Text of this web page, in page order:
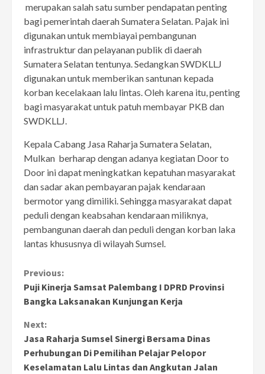
merupakan salah satu sumber pendapatan penting
bagi pemerintah daerah Sumatera Selatan. Pajak ini
digunakan untuk membiayai pembangunan
infrastruktur dan pelayanan publik di daerah
Sumatera Selatan tentunya. Sedangkan SWDKLLJ
digunakan untuk memberikan santunan kepada
korban kecelakaan lalu lintas. Oleh karena itu, penting
bagi masyarakat untuk patuh membayar PKB dan
SWDKLLJ.
Kepala Cabang Jasa Raharja Sumatera Selatan,
Mulkan berharap dengan adanya kegiatan Door to
Door ini dapat meningkatkan kepatuhan masyarakat
dan sadar akan pembayaran pajak kendaraan
bermotor yang dimiliki. Sehingga masyarakat dapat
peduli dengan keabsahan kendaraan miliknya,
pembangunan daerah dan peduli dengan korban laka
lantas khususnya di wilayah Sumsel.
Continue
Reading
Previous:
Puji Kinerja Samsat Palembang I DPRD Provinsi
Bangka Laksanakan Kunjungan Kerja
Next:
Jasa Raharja Sumsel Sinergi Bersama Dinas
Perhubungan Di Pemilihan Pelajar Pelopor
Keselamatan Lalu Lintas dan Angkutan Jalan